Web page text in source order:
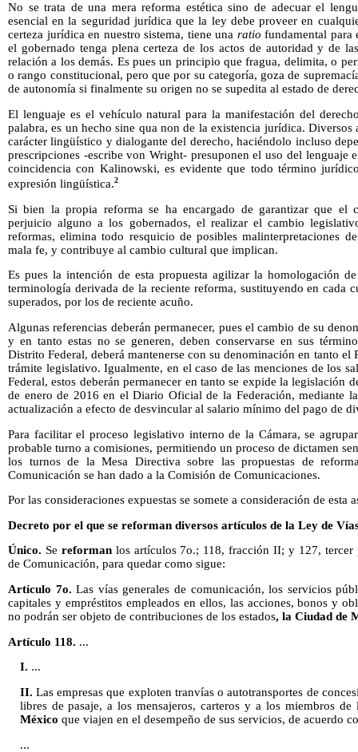
No se trata de una mera reforma estética sino de adecuar el
esencial en la seguridad jurídica que la ley debe proveer en
certeza jurídica en nuestro sistema, tiene una ratio fundamental para
el gobernado tenga plena certeza de los actos de autoridad y de
relación a los demás. Es pues un principio que fragua, delimita, o
o rango constitucional, pero que por su categoría, goza de
de autonomía si finalmente su origen no se supedita al estado de
El lenguaje es el vehículo natural para la manifestación del
palabra, es un hecho sine qua non de la existencia jurídica. Diversos
carácter lingüístico y dialogante del derecho, haciéndolo incluso
prescripciones -escribe von Wright- presuponen el uso del lenguaje
coincidencia con Kalinowski, es evidente que todo término
expresión lingüística.2
Si bien la propia reforma se ha encargado de garantizar que el
perjuicio alguno a los gobernados, el realizar el cambio
reformas, elimina todo resquicio de posibles malinterpretaciones
mala fe, y contribuye al cambio cultural que implican.
Es pues la intención de esta propuesta agilizar la homologación
terminología derivada de la reciente reforma, sustituyendo en cada
superados, por los de reciente acuño.
Algunas referencias deberán permanecer, pues el cambio de su
y en tanto estas no se generen, deben conservarse en sus
Distrito Federal, deberá mantenerse con su denominación en tanto
trámite legislativo. Igualmente, en el caso de las menciones de los
Federal, estos deberán permanecer en tanto se expide la legislación
de enero de 2016 en el Diario Oficial de la Federación, mediante
actualización a efecto de desvincular al salario mínimo del pago de
Para facilitar el proceso legislativo interno de la Cámara, se
probable turno a comisiones, permitiendo un proceso de dictamen
los turnos de la Mesa Directiva sobre las propuestas de
Comunicación se han dado a la Comisión de Comunicaciones.
Por las consideraciones expuestas se somete a consideración de esta
Decreto por el que se reforman diversos artículos de la Ley de
Único. Se reformanlos artículos 7o.; 118, fracción II; y 127, tercer
de Comunicación, para quedar como sigue:
Artículo 7o. Las vías generales de comunicación, los servicios
capitales y empréstitos empleados en ellos, las acciones, bonos y
no podrán ser objeto de contribuciones de los estados, la Ciudad de
Artículo 118. ...
I. ...
II. Las empresas que exploten tranvías o autotransportes de
libres de pasaje, a los mensajeros, carteros y a los miembros
México que viajen en el desempeño de sus servicios, de acuerdo
...